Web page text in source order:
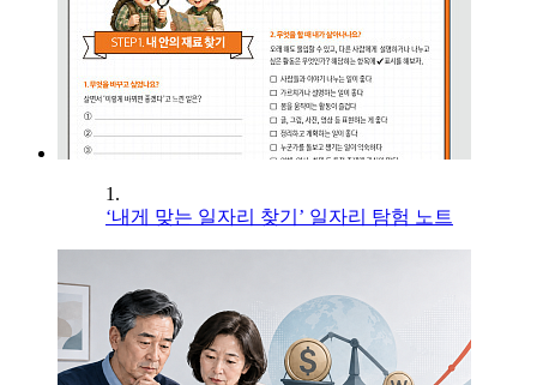
1.
‘내게 맞는 일자리 찾기’ 일자리 탐험 노트